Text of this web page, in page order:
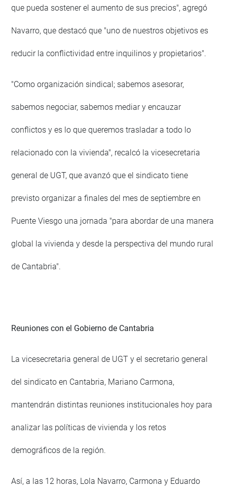
que pueda sostener el aumento de sus precios", agregó
Navarro, que destacó que "uno de nuestros objetivos es
reducir la conflictividad entre inquilinos y propietarios".
"Como organización sindical; sabemos asesorar,
sabemos negociar, sabemos mediar y encauzar
conflictos y es lo que queremos trasladar a todo lo
relacionado con la vivienda", recalcó la vicesecretaria
general de UGT, que avanzó que el sindicato tiene
previsto organizar a finales del mes de septiembre en
Puente Viesgo una jornada "para abordar de una manera
global la vivienda y desde la perspectiva del mundo rural
de Cantabria".
Reuniones con el Gobierno de Cantabria
La vicesecretaria general de UGT y el secretario general
del sindicato en Cantabria, Mariano Carmona,
mantendrán distintas reuniones institucionales hoy para
analizar las políticas de vivienda y los retos
demográficos de la región.
Así, a las 12 horas, Lola Navarro, Carmona y Eduardo